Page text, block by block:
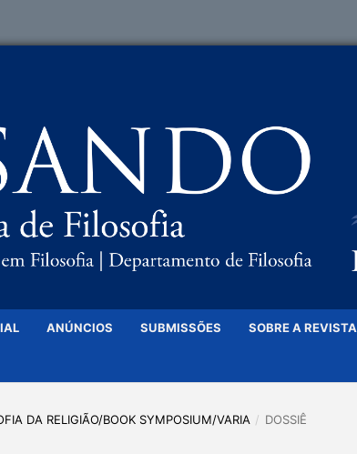
ANÚNCIOS SUBMISSÕES SOBRE A REVISTA
DA RELIGIÃO/BOOK SYMPOSIUM/VARIA / DOSSIÊ